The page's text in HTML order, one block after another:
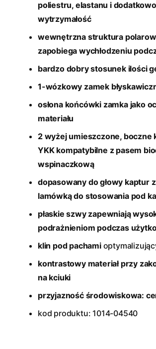
poliestru, elastanu i
wytrzymałość
wewnętrzna struktura
zapobiega wychłodzeniu
bardzo dobry stosunek ilości
1-wózkowy zamek
osłona końcówki zamka jako
materiału
2 wyżej umieszczone, boczne
YKK kompatybilne z pasem
wspinaczkową
dopasowany do głowy kaptur
lamówką do stosowania pod
płaskie szwy zapewniają
podrażnieniom podczas
klin pod pachami
kontrastowy materiał przy
na kciuki
przyjazność środowiskowa:
kod produktu: 1014-04540